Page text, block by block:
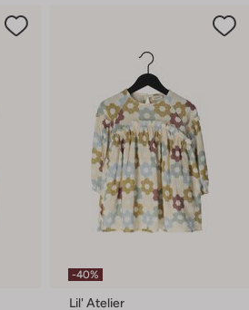
-40%
Lil' Atelier